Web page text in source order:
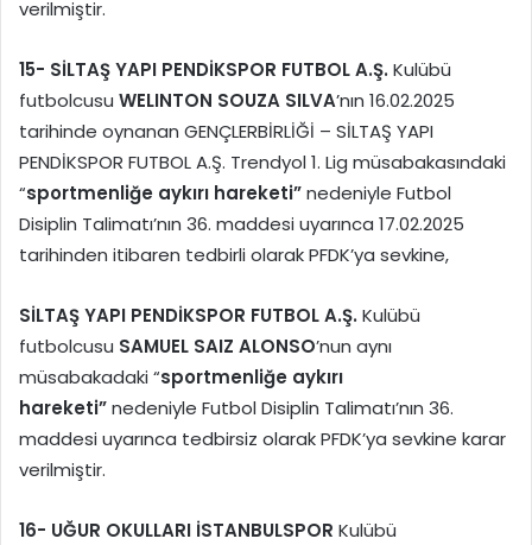
verilmiştir.
15- SİLTAŞ YAPI PENDİKSPOR FUTBOL A.Ş. Kulübü
futbolcusu WELINTON SOUZA SILVA’nın 16.02.2025
tarihinde oynanan GENÇLERBİRLİĞİ – SİLTAŞ YAPI
PENDİKSPOR FUTBOL A.Ş. Trendyol 1. Lig müsabakasındaki
“sportmenliğe aykırı hareketi”nedeniyle Futbol
Disiplin Talimatı’nın 36. maddesi uyarınca 17.02.2025
tarihinden itibaren tedbirli olarak PFDK’ya sevkine,
SİLTAŞ YAPI PENDİKSPOR FUTBOL A.Ş. Kulübü
futbolcusu SAMUEL SAIZ ALONSO’nun aynı
müsabakadaki “sportmenliğe aykırı
hareketi”nedeniyle Futbol Disiplin Talimatı’nın 36.
maddesi uyarınca tedbirsiz olarak PFDK’ya sevkine karar
verilmiştir.
16- UĞUR OKULLARI İSTANBULSPOR Kulübü